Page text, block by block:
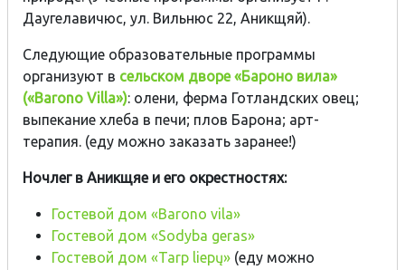
Даугелавичюс, ул. Вильнюс 22, Аникщяй).
Следующие образовательные программы
организуют в сельском дворе «Бароно вила»
(«Baronо Villa»): олени, ферма Готландских овец;
выпекание хлеба в печи; плов Барона; арт-
терапия. (еду можно заказать заранее!)
Ночлег в Аникщяе и его окрестностях:
Гостевой дом «Barono vila»
Гостевой дом «Sodyba geras»
Гостевой дом «Tarp liepų» (еду можно